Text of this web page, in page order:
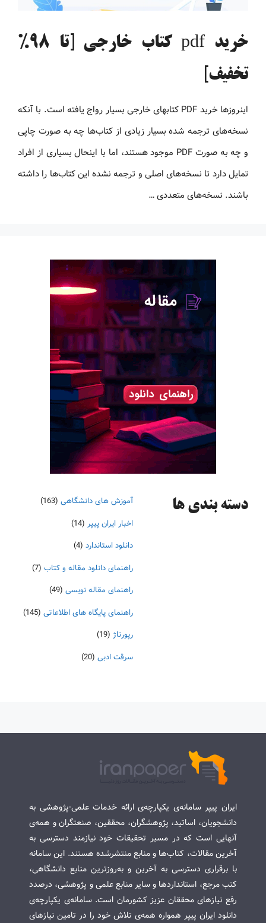
خرید pdf کتاب خارجی [تا 98%
تخفیف]
اینروزها خرید PDF کتاب‎های خارجی بسیار رواج یافته است. با آنکه
نسخه‌های ترجمه شده بسیار زیادی از کتاب‌ها چه به صورت چاپی
و چه به صورت PDF موجود هستند، اما با اینحال بسیاری از افراد
تمایل دارد تا نسخه‌های اصلی و ترجمه نشده این کتاب‌ها را داشته
باشند. نسخه‌های متعددی …
دسته‌ بندی ها آموزش های دانشگاهی (163)
اخبار ایران پیپر (14)
دانلود استاندارد (4)
راهنمای دانلود مقاله و کتاب (7)
راهنمای مقاله نویسی (49)
راهنمای پایگاه های اطلاعاتی (145)
رپورتاژ (19)
سرقت ادبی (20)
ایران پیپر سامانه‌ی یکپارچه‌ی ارائه خدمات علمی-پژوهشی به
دانشجویان، اساتید، پژوهشگران، محققین، صنعتگران و همه‌ی
آنهایی است که در مسیر تحقیقات خود نیازمند دسترسی به
آخرین مقالات، کتاب‌ها و منابع منتشرشده هستند. این سامانه
با برقراری دسترسی به آخرین و به‌روزترین منابع دانشگاهی،
کتب مرجع، استانداردها و سایر منابع علمی و پژوهشی، درصدد
رفع نیازهای محققان عزیز کشورمان است. سامانه‌ی یکپارچه‌ی
دانلود ایران پیپر همواره همه‌ی تلاش خود را در تامین نیازهای